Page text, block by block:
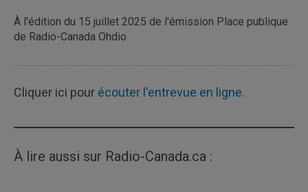
À l'édition du 15 juillet 2025 de l'émission Place publique
de Radio-Canada Ohdio
Cliquer ici pour écouter l'entrevue en ligne.
À lire aussi sur Radio-Canada.ca :